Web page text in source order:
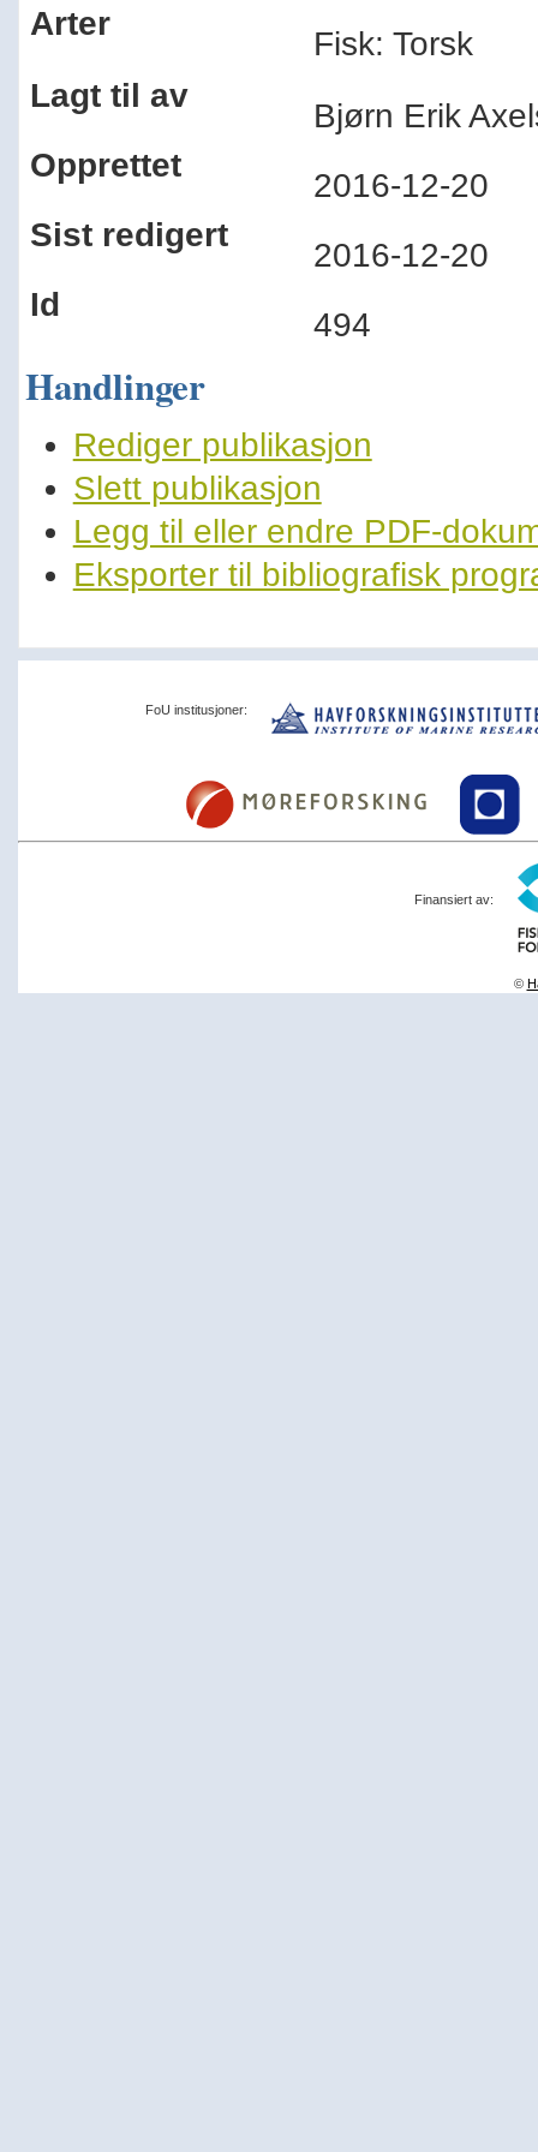
Arter
Fisk: Torsk
Lagt til av
Bjørn Erik
Opprettet
2016-12-20
Sist redigert
2016-12-20
Id
494
Handlinger
Rediger publikasjon
Slett publikasjon
Legg til eller endre PDF-
Eksporter til bibliografisk
FoU institusjoner:
Finansiert av:
©